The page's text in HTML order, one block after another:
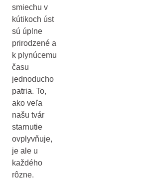
smiechu v
kútikoch úst
sú úplne
prirodzené a
k plynúcemu
času
jednoducho
patria. To,
ako veľa
našu tvár
starnutie
ovplyvňuje,
je ale u
každého
rôzne.